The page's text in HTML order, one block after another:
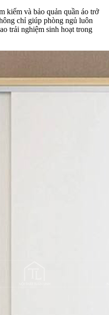
kiếm và bảo quản quần áo trở
chỉ giúp phòng ngủ luôn
trải nghiệm sinh hoạt trong